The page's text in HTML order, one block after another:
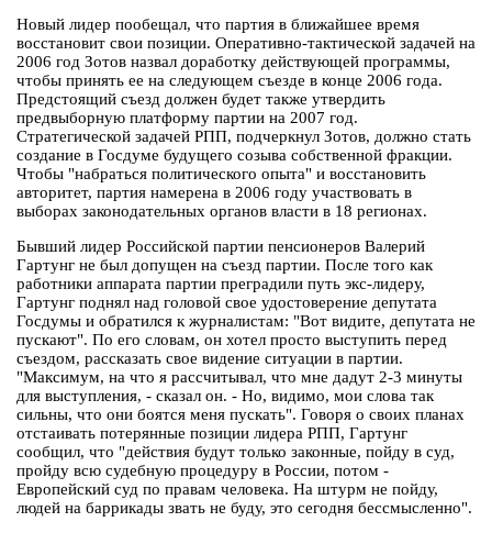
Новый лидер пообещал, что партия в ближайшее время
восстановит свои позиции. Оперативно-тактической задачей на
2006 год Зотов назвал доработку действующей программы,
чтобы принять ее на следующем съезде в конце 2006 года.
Предстоящий съезд должен будет также утвердить
предвыборную платформу партии на 2007 год.
Стратегической задачей РПП, подчеркнул Зотов, должно стать
создание в Госдуме будущего созыва собственной фракции.
Чтобы "набраться политического опыта" и восстановить
авторитет, партия намерена в 2006 году участвовать в
выборах законодательных органов власти в 18 регионах.
Бывший лидер Российской партии пенсионеров Валерий
Гартунг не был допущен на съезд партии. После того как
работники аппарата партии преградили путь экс-лидеру,
Гартунг поднял над головой свое удостоверение депутата
Госдумы и обратился к журналистам: "Вот видите, депутата не
пускают". По его словам, он хотел просто выступить перед
съездом, рассказать свое видение ситуации в партии.
"Максимум, на что я рассчитывал, что мне дадут 2-3 минуты
для выступления, - сказал он. - Но, видимо, мои слова так
сильны, что они боятся меня пускать". Говоря о своих планах
отстаивать потерянные позиции лидера РПП, Гартунг
сообщил, что "действия будут только законные, пойду в суд,
пройду всю судебную процедуру в России, потом -
Европейский суд по правам человека. На штурм не пойду,
людей на баррикады звать не буду, это сегодня бессмысленно".